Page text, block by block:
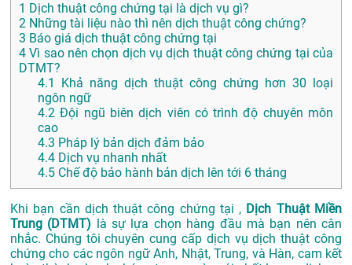
1 Dịch thuật công chứng tại là dịch vụ gì?
2 Những tài liệu nào thì nên dịch thuật công chứng?
3 Báo giá dịch thuật công chứng tại
4 Vì sao nên chọn dịch vụ dịch thuật công chứng tại của
DTMT?
4.1
Khả năng dịch thuật công chứng hơn 30 loại
ngôn ngữ
4.2 Đội ngũ biên dịch viên có trình độ chuyên môn
cao
4.3 Pháp lý bản dịch đảm bảo
4.4 Dịch vụ nhanh nhất
4.5 Chế độ bảo hành bản dịch lên tới 6 tháng
Khi bạn cần dịch thuật công chứng tại , Dịch Thuật Miền
Trung (DTMT) là sự lựa chọn hàng đầu mà bạn nên cân
nhắc. Chúng tôi chuyên cung cấp dịch vụ dịch thuật công
chứng cho các ngôn ngữ Anh, Nhật, Trung, và Hàn, cam kết